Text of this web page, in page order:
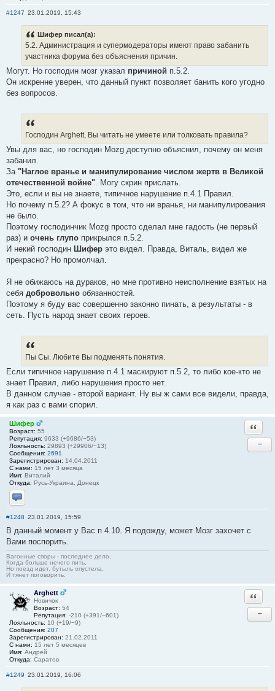
#1247 23.01.2019, 15:43
Шифер писал(а):
5.2. Администрация и супермодераторы имеют право забанить
участника форума без объяснения причин.
Могут. Но господин мозг указал причиной п.5.2.
Он искренне уверен, что данный пункт позволяет банить кого угодно
без вопросов.
Господин Arghett, Вы читать не умеете или толковать правила?
Увы для вас, но господин Mozg доступно объяснил, почему он меня
забанил.
За "Наглое вранье и манипулирование числом жертв в Великой
отечественной войне" . Могу скрин прислать.
Это, если и вы не знаете, типичное нарушение п.4.1 Правил.
Но почему п.5.2? А фокус в том, что ни вранья, ни манипулирования
не было.
Поэтому господинчик Mozg просто сделал мне гадость (не первый
раз) и очень глупо прикрылся п.5.2.
И некий господин Шифер это видел. Правда, Виталь, видел же
прекрасно? Но промолчал.
Я не обижаюсь на дураков, но мне противно неисполнение взятых на
себя добровольно обязанностей.
Поэтому я буду вас совершенно законно пинать, а результаты - в
сеть. Пусть народ знает своих героев.
Пы Сы. Любите Вы подменять понятия.
Если типичное нарушение п.4.1 маскируют п.5.2, то либо кое-кто не
знает Правил, либо нарушения просто нет.
В данном случае - второй вариант. Ну вы ж сами все видели, правда,
я как раз с вами спорил.
Шифер
Возраст: 55
Репутация: 9633 (+9686/−53)
Лояльность: 29893 (+29906/−13)
Сообщения: 2691
Зарегистрирован: 14.04.2011
С нами: 15 лет 3 месяца
Имя: Виталий
Откуда: Русь-Украина, Донецк
Отправить личное сообщение
−
#1248 23.01.2019, 15:59
В данный момент у Вас п 4.10. Я подожду, может Мозг захочет с
Вами поспорить.
Вагонные споры - последнее дело,
Когда больше нечего пить,
Но поезд идет, бутыль опустела,
И тянет поговорить.
Arghett
Новичок
Возраст: 54
Репутация: -210 (+391/−601)
Лояльность: 10 (+19/−9)
Сообщения: 207
Зарегистрирован: 21.02.2011
С нами: 15 лет 5 месяцев
Имя: Андрей
Откуда: Саратов
−
#1249 23.01.2019, 16:06